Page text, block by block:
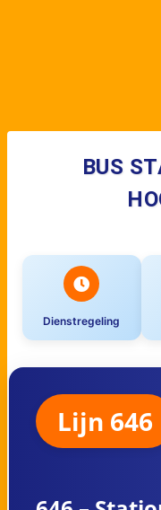
BUS
Dienstregeling
Lijn 646